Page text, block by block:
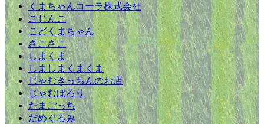
くまちゃんコーラ株式会社
こじんこ
こどくまちゃん
さこさこ
しまくま
しましまくまくま
じゃむきっちんのお店
じゃむぽろり
たまごっち
だめぐるみ